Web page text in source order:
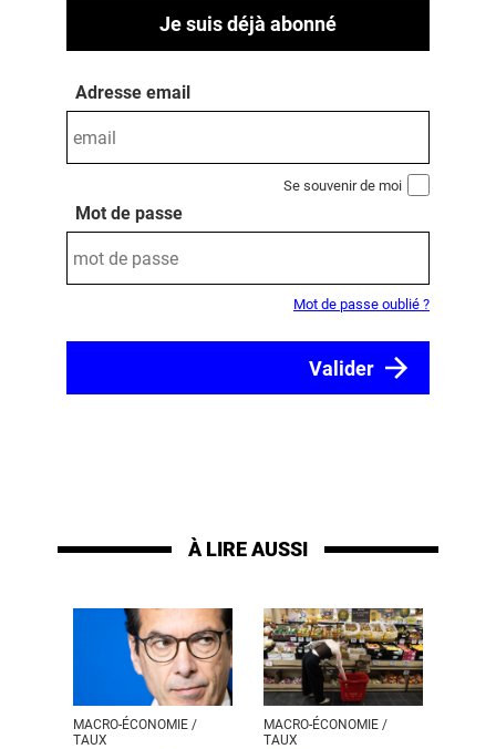
Je suis déjà abonné
Adresse email
Se souvenir de moi
Mot de passe
Mot de passe oublié ?
À LIRE AUSSI
MACRO-ÉCONOMIE /
TAUX
MACRO-ÉCONOMIE /
TAUX